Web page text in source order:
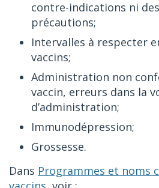
contre-indications ni des
précautions;
Intervalles à respecter
vaccins;
Administration non
vaccin, erreurs dans la
d’administration;
Immunodépression;
Grossesse.
Dans Programmes et noms